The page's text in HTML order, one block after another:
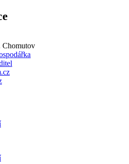
Chomutov